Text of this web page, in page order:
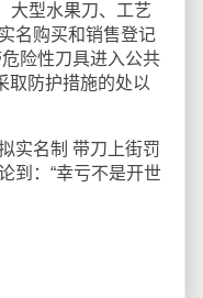
大型水果刀、工艺
名购买和销售登记
险性刀具进入公共
取防护措施的处以
名制 带刀上街罚
到：“幸亏不是开世